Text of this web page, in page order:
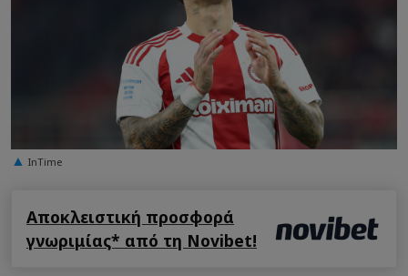
InTime
Αποκλειστική προσφορά
γνωριμίας* από τη Novibet!